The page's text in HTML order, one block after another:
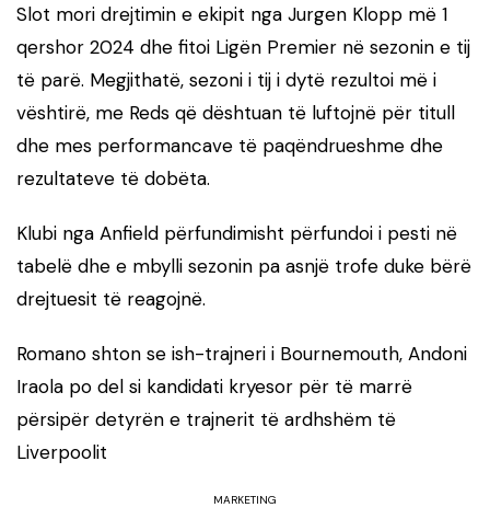
Slot mori drejtimin e ekipit nga Jurgen Klopp më 1
qershor 2024 dhe fitoi Ligën Premier në sezonin e tij
të parë. Megjithatë, sezoni i tij i dytë rezultoi më i
vështirë, me Reds që dështuan të luftojnë për titull
dhe mes performancave të paqëndrueshme dhe
rezultateve të dobëta.
Klubi nga Anfield përfundimisht përfundoi i pesti në
tabelë dhe e mbylli sezonin pa asnjë trofe duke bërë
drejtuesit të reagojnë.
Romano shton se ish-trajneri i Bournemouth, Andoni
Iraola po del si kandidati kryesor për të marrë
përsipër detyrën e trajnerit të ardhshëm të
Liverpoolit
MARKETING